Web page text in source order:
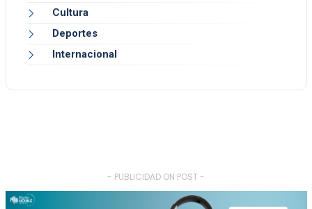
Cultura
Deportes
Internacional
- PUBLICIDAD ON POST -